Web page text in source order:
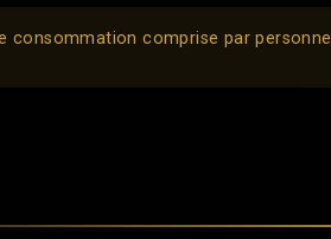
consommation comprise par personne